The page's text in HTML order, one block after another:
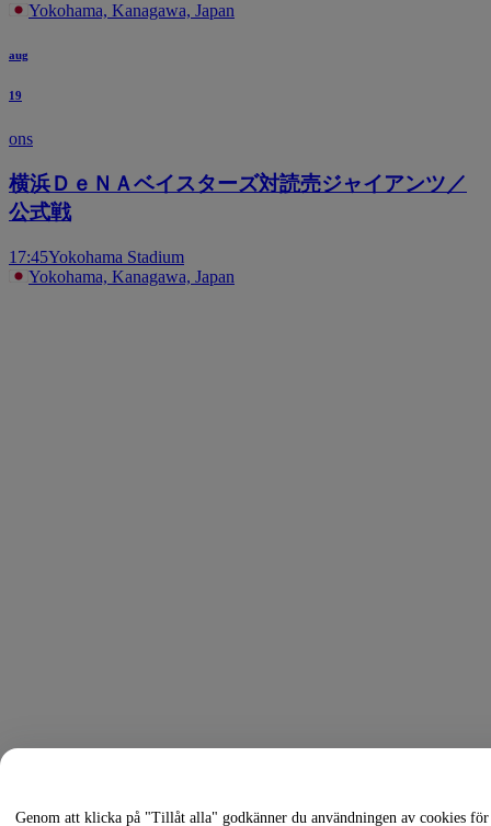
Yokohama, Kanagawa, Japan
aug
19
ons
横浜ＤｅＮＡベイスターズ対読売ジャイアンツ／
公式戦
17:45Yokohama Stadium
Yokohama, Kanagawa, Japan
Genom att klicka på "Tillåt alla" godkänner du användningen av cookies